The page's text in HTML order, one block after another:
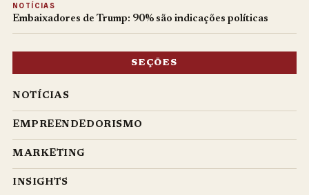
NOTÍCIAS
Embaixadores de Trump: 90% são indicações políticas
SEÇÕES
NOTÍCIAS
EMPREENDEDORISMO
MARKETING
INSIGHTS